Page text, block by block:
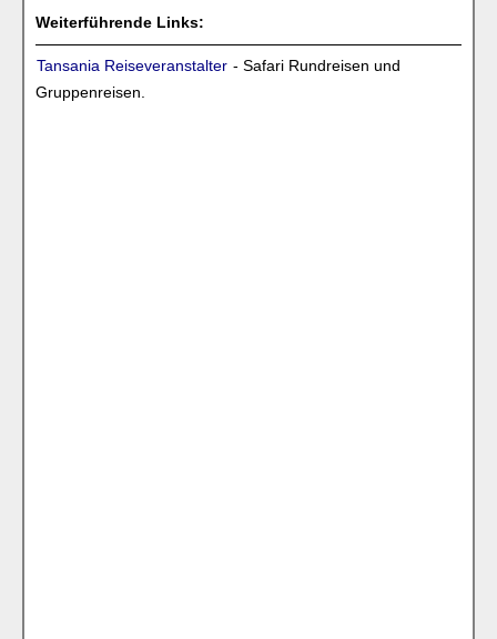
Weiterführende Links:
Tansania Reiseveranstalter - Safari Rundreisen und
Gruppenreisen.